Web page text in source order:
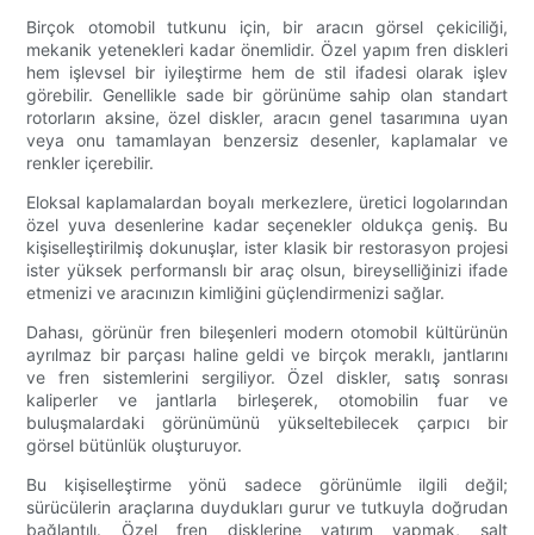
Birçok otomobil tutkunu için, bir aracın görsel çekiciliği,
mekanik yetenekleri kadar önemlidir. Özel yapım fren diskleri
hem işlevsel bir iyileştirme hem de stil ifadesi olarak işlev
görebilir. Genellikle sade bir görünüme sahip olan standart
rotorların aksine, özel diskler, aracın genel tasarımına uyan
veya onu tamamlayan benzersiz desenler, kaplamalar ve
renkler içerebilir.
Eloksal kaplamalardan boyalı merkezlere, üretici logolarından
özel yuva desenlerine kadar seçenekler oldukça geniş. Bu
kişiselleştirilmiş dokunuşlar, ister klasik bir restorasyon projesi
ister yüksek performanslı bir araç olsun, bireyselliğinizi ifade
etmenizi ve aracınızın kimliğini güçlendirmenizi sağlar.
Dahası, görünür fren bileşenleri modern otomobil kültürünün
ayrılmaz bir parçası haline geldi ve birçok meraklı, jantlarını
ve fren sistemlerini sergiliyor. Özel diskler, satış sonrası
kaliperler ve jantlarla birleşerek, otomobilin fuar ve
buluşmalardaki görünümünü yükseltebilecek çarpıcı bir
görsel bütünlük oluşturuyor.
Bu kişiselleştirme yönü sadece görünümle ilgili değil;
sürücülerin araçlarına duydukları gurur ve tutkuyla doğrudan
bağlantılı. Özel fren disklerine yatırım yapmak, salt